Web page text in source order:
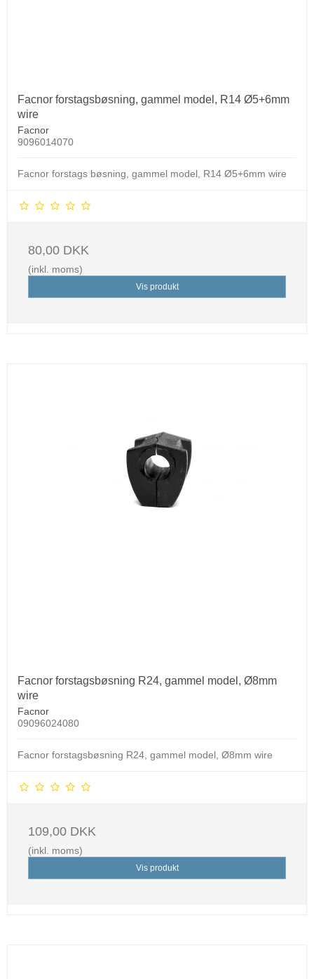
Facnor forstagsbøsning, gammel model, R14 Ø5+6mm
wire
Facnor
9096014070
Facnor forstags bøsning, gammel model, R14 Ø5+6mm wire
80,00 DKK
(inkl. moms)
Vis produkt
Facnor forstagsbøsning R24, gammel model, Ø8mm
wire
Facnor
09096024080
Facnor forstagsbøsning R24, gammel model, Ø8mm wire
109,00 DKK
(inkl. moms)
Vis produkt